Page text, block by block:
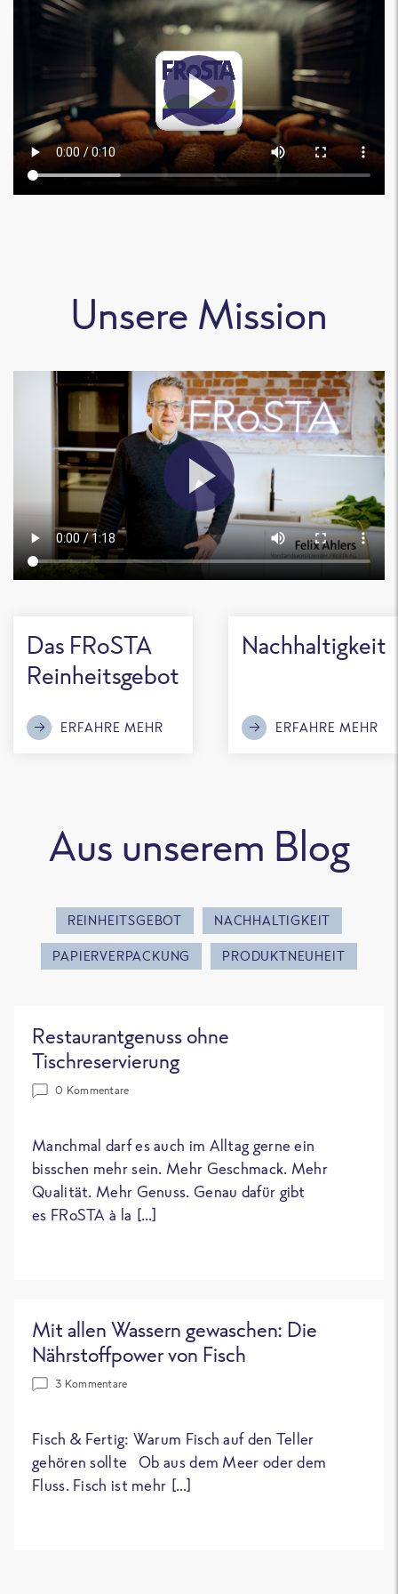
Unsere Mission
Das FRoSTA
Reinheitsgebot
ERFAHRE MEHR
Nachhaltigkeit
ERFAHRE MEHR
Aus unserem Blog
REINHEITSGEBOT NACHHALTIGKEIT
PAPIERVERPACKUNG PRODUKTNEUHEIT
Restaurantgenuss ohne
Tischreservierung
0 Kommentare
Manchmal darf es auch im Alltag gerne ein
bisschen mehr sein. Mehr Geschmack. Mehr
Qualität. Mehr Genuss. Genau dafür gibt
es FRoSTA à la […]
Mit allen Wassern gewaschen: Die
Nährstoffpower von Fisch
3 Kommentare
Fisch & Fertig: Warum Fisch auf den Teller
gehören sollte Ob aus dem Meer oder dem
Fluss. Fisch ist mehr […]